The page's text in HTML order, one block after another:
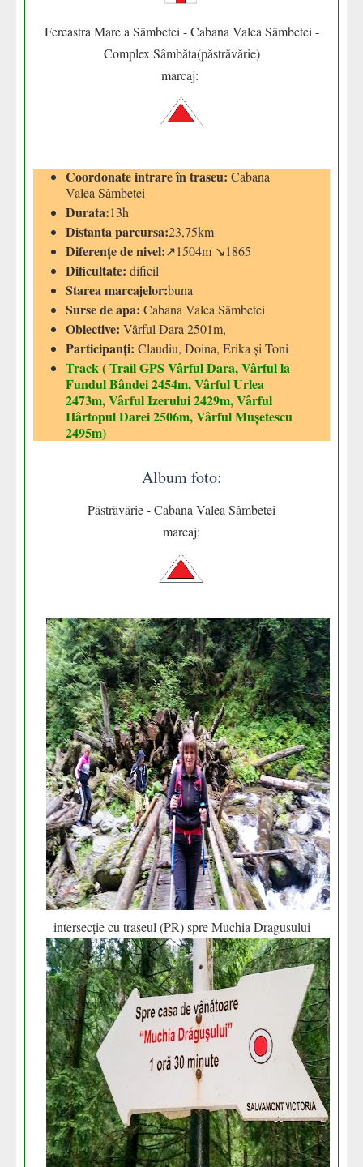
Fereastra Mare a Sâmbetei - Cabana Valea Sâmbetei -
Complex Sâmbăta(păstrăvărie)
marcaj:
Coordonate intrare în traseu: Cabana
Valea Sâmbetei
Durata:13h
Distanta parcursa:23,75km
Diferențe de nivel:↗1504m ↘1865
Dificultate: dificil
Starea marcajelor:buna
Surse de apa: Cabana Valea Sâmbetei
Obiective: Vârful Dara 2501m,
Participanți: Claudiu, Doina, Erika și Toni
Track ( Trail GPS Vârful Dara, Vârful la
Fundul Bândei 2454m, Vârful Urlea
2473m, Vârful Izerului 2429m, Vârful
Hârtopul Darei 2506m, Vârful Mușetescu
2495m)
Album foto:
Păstrăvărie - Cabana Valea Sâmbetei
marcaj:
intersecție cu traseul (PR) spre Muchia Dragusului